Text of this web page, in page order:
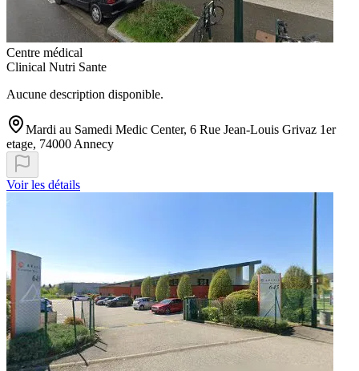
Centre médical
Clinical Nutri Sante
Aucune description disponible.
Mardi au Samedi Medic Center, 6 Rue Jean-Louis Grivaz 1er
etage, 74000 Annecy
Voir les détails